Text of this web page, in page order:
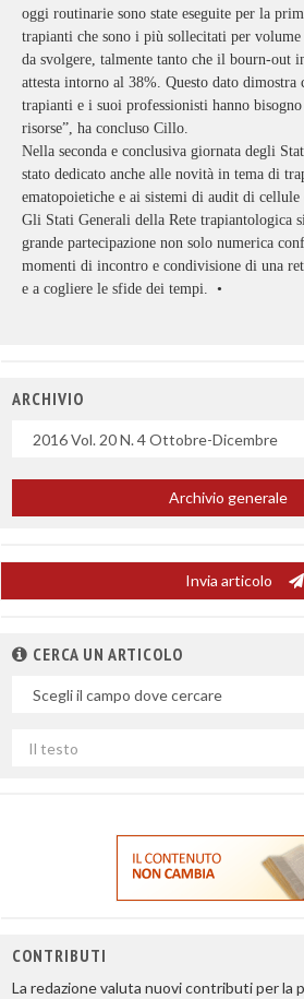
oggi routinarie sono state eseguite per la
trapianti che sono i più sollecitati per
da svolgere, talmente tanto che il bourn-out
attesta intorno al 38%. Questo dato dimostra
trapianti e i suoi professionisti hanno
risorse”, ha concluso Cillo.
Nella seconda e conclusiva giornata degli
stato dedicato anche alle novità in tema di
ematopoietiche e ai sistemi di audit di cellule
Gli Stati Generali della Rete trapiantologica
grande partecipazione non solo numerica
momenti di incontro e condivisione di una
e a cogliere le sfide dei tempi. •
ARCHIVIO
Archivio generale
Invia articolo
CERCA UN ARTICOLO
campo
per
CONTRIBUTI
La redazione valuta nuovi contributi per la